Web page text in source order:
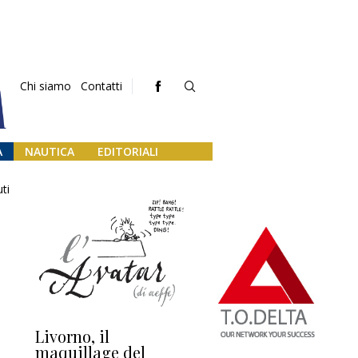
Chi siamo Contatti
NAUTICA EDITORIALI
Livorno, il
maquillage del
L’uscita di scena di